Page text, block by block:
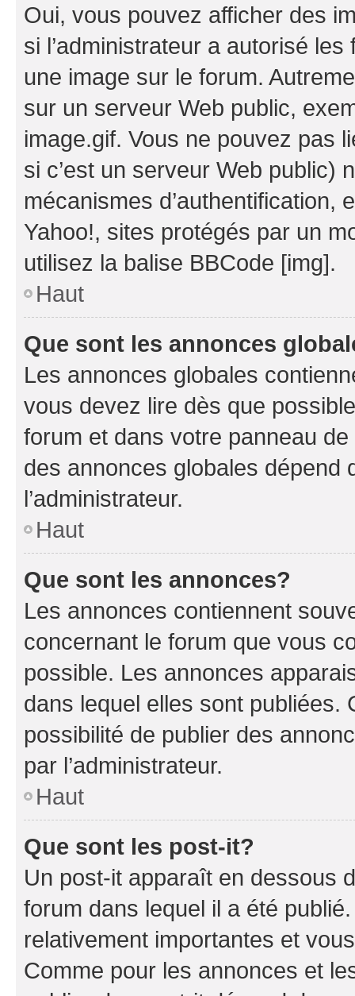
Oui, vous pouvez afficher des
si l’administrateur a autorisé
une image sur le forum.
sur un serveur Web public,
image.gif. Vous ne pouvez pas
si c’est un serveur Web public)
mécanismes d’authentification,
Yahoo!, sites protégés par un
utilisez la balise BBCode [img].
Haut
Que sont les annonces
Les annonces globales
vous devez lire dès que
forum et dans votre panneau
des annonces globales dépend
l’administrateur.
Haut
Que sont les annonces?
Les annonces contiennent
concernant le forum que vous
possible. Les annonces
dans lequel elles sont publiées.
possibilité de publier des
par l’administrateur.
Haut
Que sont les post-it?
Un post-it apparaît en dessous
forum dans lequel il a été
relativement importantes et
Comme pour les annonces et